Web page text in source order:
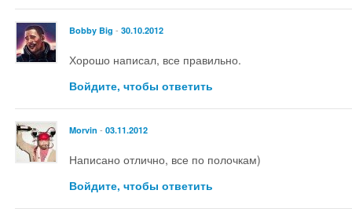
Bobby Big - 30.10.2012
Хорошо написал, все правильно.
Войдите, чтобы ответить
Morvin - 03.11.2012
Написано отлично, все по полочкам)
Войдите, чтобы ответить